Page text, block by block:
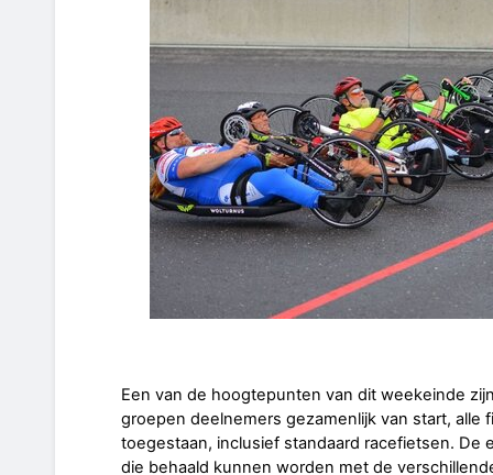
Een van de hoogtepunten van dit weekeinde
groepen deelnemers gezamenlijk van start, alle
toegestaan, inclusief standaard racefietsen.
die behaald kunnen worden met de